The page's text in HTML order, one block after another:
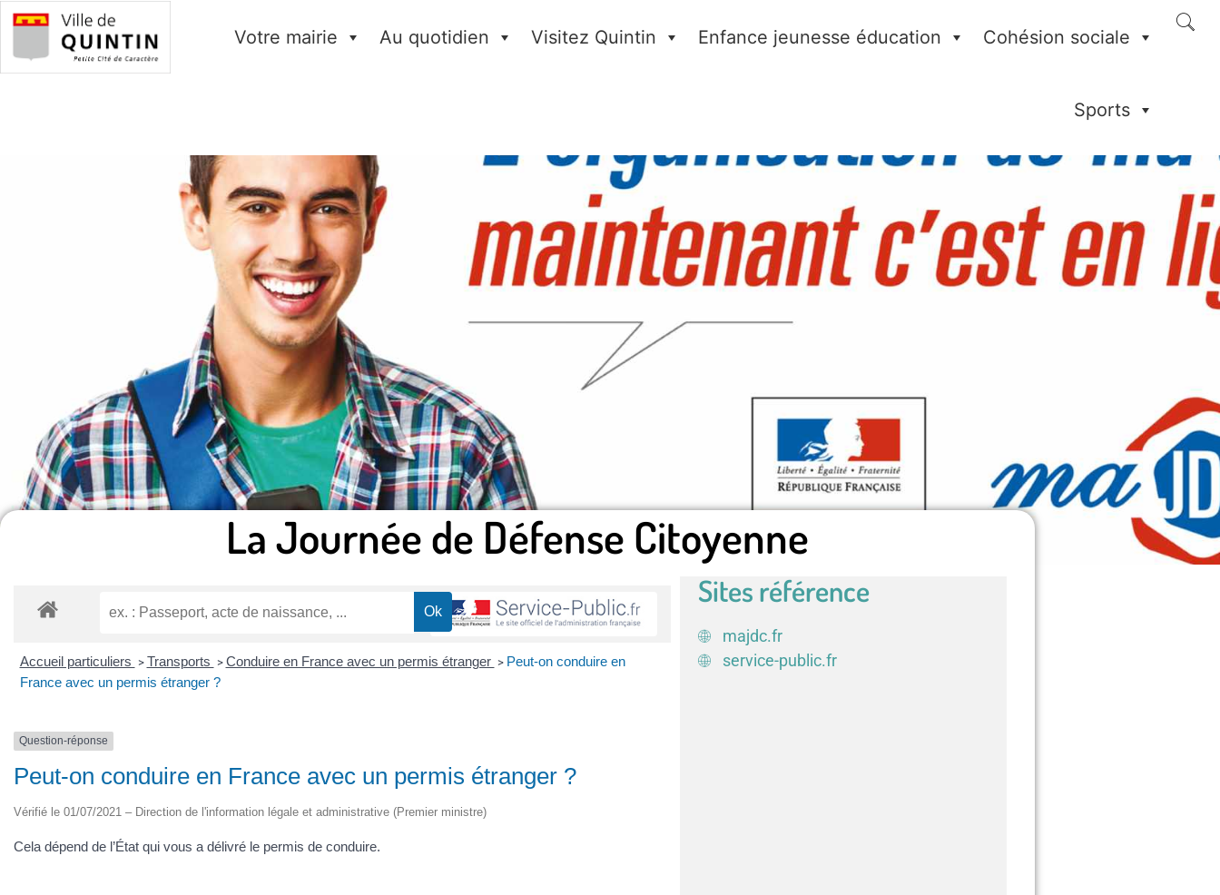
Votre mairie Au quotidien Visitez Quintin Enfance jeunesse éducation Cohésion sociale
Sports
La Journée de Défense Citoyenne
Accueil particuliers > Transports > Conduire en France avec un permis étranger > Peut-on conduire en
France avec un permis étranger ?
Question-réponse
Peut-on conduire en France avec un permis étranger ?
Vérifié le 01/07/2021 – Direction de l'information légale et administrative (Premier ministre)
Cela dépend de l’État qui vous a délivré le permis de conduire.
Sites référence
majdc.fr
service-public.fr